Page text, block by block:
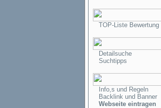
TOP-Liste Bewertung
Detailsuche
Suchtipps
Info,s und Regeln
Backlink und Banner
Webseite eintragen